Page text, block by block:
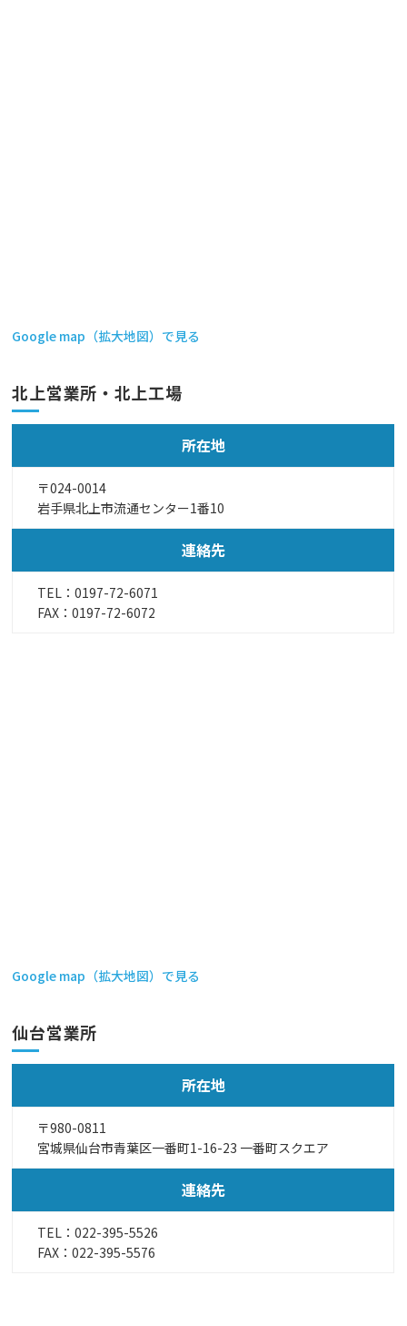
Google map（拡大地図）で見る
北上営業所・北上工場
所在地
〒024-0014
岩手県北上市流通センター1番10
連絡先
TEL：0197-72-6071
FAX：0197-72-6072
Google map（拡大地図）で見る
仙台営業所
所在地
〒980-0811
宮城県仙台市青葉区一番町1-16-23 一番町スクエア
連絡先
TEL：022-395-5526
FAX：022-395-5576